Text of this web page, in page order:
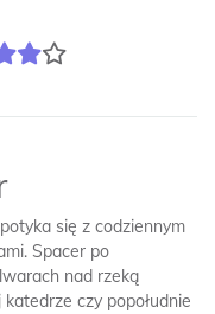
się z codziennym
Spacer po
nad rzeką
czy popołudnie